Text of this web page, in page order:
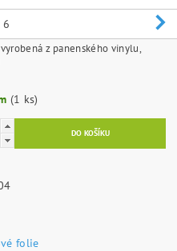
6
z panenského vinylu,
(1 ks)
folie